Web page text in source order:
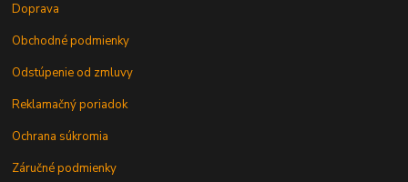
Doprava
Obchodné podmienky
Odstúpenie od zmluvy
Reklamačný poriadok
Ochrana súkromia
Záručné podmienky